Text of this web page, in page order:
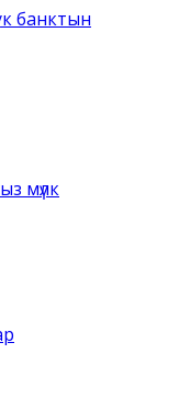
банктын
мүлк